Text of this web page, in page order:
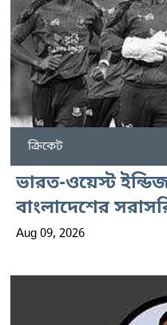
ক্রিকেট
ভারত-ওয়েস্ট
বাংলাদেশের
Aug 09, 2026